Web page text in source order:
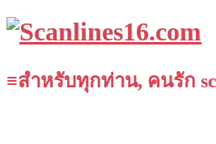
≡สำหรับทุกท่าน, คนรัก